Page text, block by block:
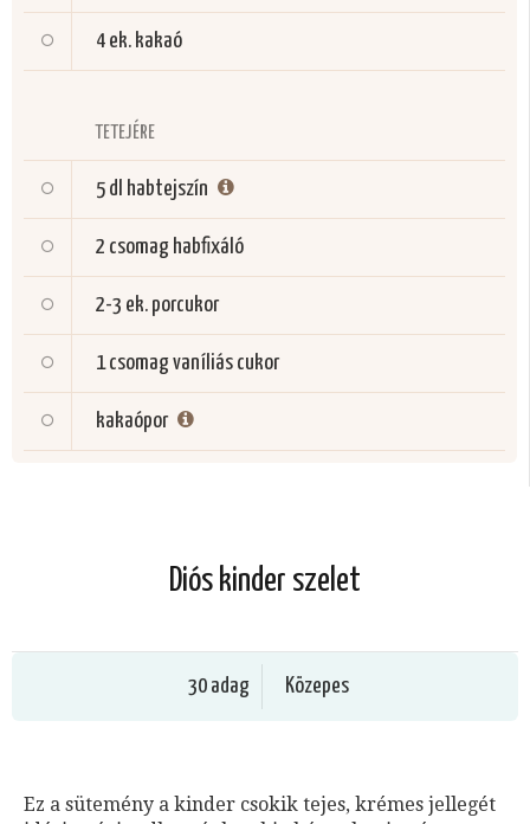
4 ek. kakaó
TETEJÉRE
5 dl habtejszín
2 csomag habfixáló
2-3 ek. porcukor
1 csomagvaníliás cukor
kakaópor
Diós kinder szelet
30 adag Közepes
Ez a sütemény a kinder csokik tejes, krémes jellegét